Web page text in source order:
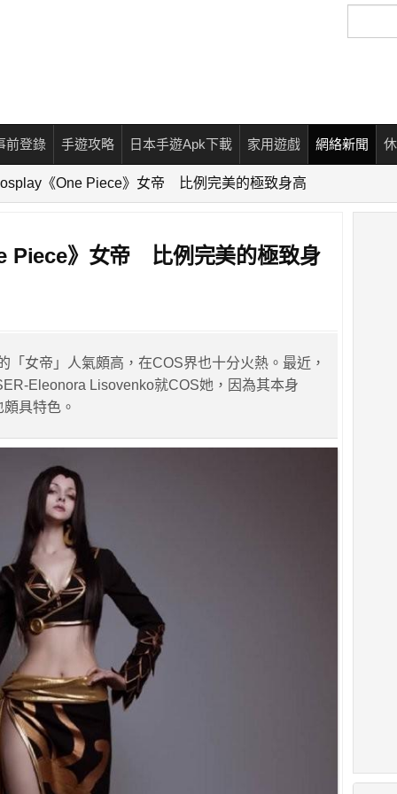
尋
前登錄 手遊攻略 日本手遊Apk下載 家用遊戲 網絡新聞
《One Piece》女帝 比例完美的極致身高
Piece》女帝 比例完美的極致身
「女帝」人氣頗高，在COS界也十分火熱。最近，
Eleonora Lisovenko就COS她，因為其本身
具特色。